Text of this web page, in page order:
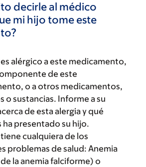
decirle al médico
mi hijo tome este
es alérgico a este medicamento,
de este
o a otros medicamentos,
o sustancias. Informe a su
de esta alergia y qué
ha presentado su hijo.
tiene cualquiera de los
problemas de salud: Anemia
la anemia falciforme) o